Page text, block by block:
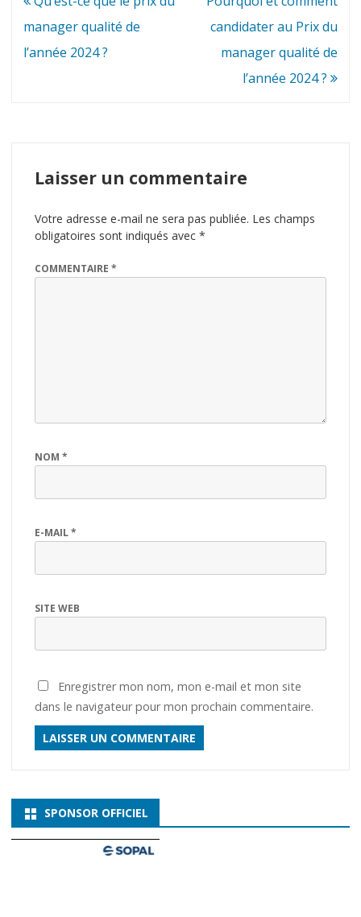
de
l’article
manager qualité de
l’année 2024 ?
candidater au Prix du
manager qualité de
l’année 2024 ?
Laisser un commentaire
Votre adresse e-mail ne sera pas publiée. Les champs
obligatoires sont indiqués avec *
COMMENTAIRE *
NOM *
E-MAIL*
SITE WEB
Enregistrer mon nom, mon e-mail et mon site
dans le navigateur pour mon prochain commentaire.
SPONSOR OFFICIEL